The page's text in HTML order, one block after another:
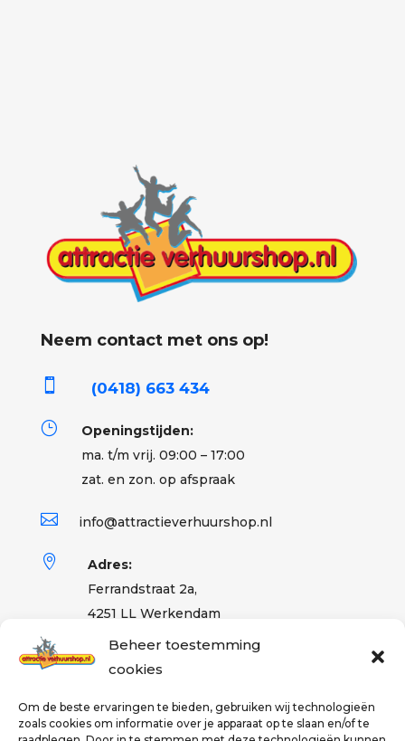
Beheer toestemming
cookies
Om de beste ervaringen te bieden, gebruiken wij technologieën
zoals cookies om informatie over je apparaat op te slaan en/of te
Neem contact met ons op!
 (0418) 663 434
}
Openingstijden:
ma. t/m vrij. 09:00 – 17:00
zat. en zon. op afspraak
 info@attractieverhuurshop.nl

Adres:
Ferrandstraat 2a,
4251 LL Werkendam
Partner